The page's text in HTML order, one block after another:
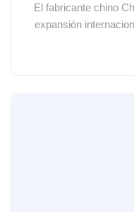
El fabricante chino
expansión